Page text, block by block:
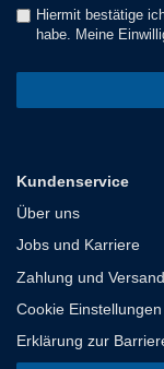
Hiermit bestätige
habe. Meine
Kundenservice
Über uns
Jobs und Karriere
Zahlung und Versand
Cookie Einstellungen
Erklärung zur